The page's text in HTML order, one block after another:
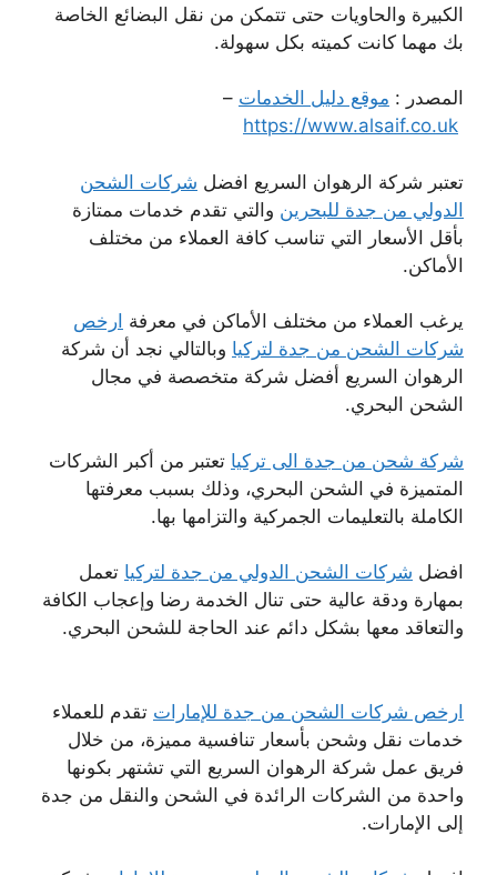
الكبيرة والحاويات حتى تتمكن من نقل البضائع الخاصة
بك مهما كانت كميته بكل سهولة.
المصدر : موقع دليل الخدمات –
https://www.alsaif.co.uk
تعتبر شركة الرهوان السريع افضل شركات الشحن
الدولي من جدة للبحرين والتي تقدم خدمات ممتازة
بأقل الأسعار التي تناسب كافة العملاء من مختلف
الأماكن.
يرغب العملاء من مختلف الأماكن في معرفة ارخص
شركات الشحن من جدة لتركيا وبالتالي نجد أن شركة
الرهوان السريع أفضل شركة متخصصة في مجال
الشحن البحري.
شركة شحن من جدة الى تركيا تعتبر من أكبر الشركات
المتميزة في الشحن البحري، وذلك بسبب معرفتها
الكاملة بالتعليمات الجمركية والتزامها بها.
افضل شركات الشحن الدولي من جدة لتركيا تعمل
بمهارة ودقة عالية حتى تنال الخدمة رضا وإعجاب الكافة
والتعاقد معها بشكل دائم عند الحاجة للشحن البحري.
ارخص شركات الشحن من جدة للإمارات تقدم للعملاء
خدمات نقل وشحن بأسعار تنافسية مميزة، من خلال
فريق عمل شركة الرهوان السريع التي تشتهر بكونها
واحدة من الشركات الرائدة في الشحن والنقل من جدة
إلى الإمارات.